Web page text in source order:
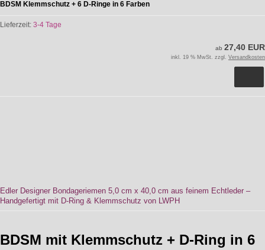
BDSM Klemmschutz + 6 D-Ringe in 6 Farben
Lieferzeit: 3-4 Tage
ab 27,40 EUR
inkl. 19 % MwSt. zzgl. Versandkosten
Edler Designer Bondageriemen 5,0 cm x 40,0 cm aus feinem Echtleder –
Handgefertigt mit D-Ring & Klemmschutz von LWPH
BDSM mit Klemmschutz + D-Ring in 6